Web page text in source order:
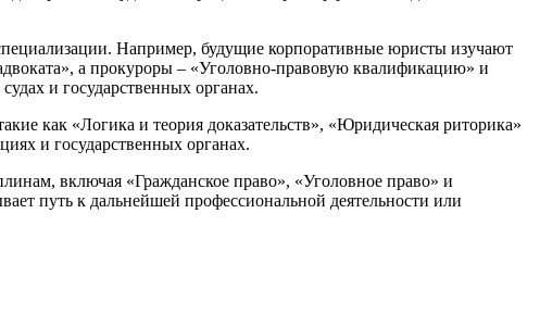
Например, будущие корпоративные юристы изучают
а прокуроры – «Уголовно-правовую квалификацию» и
и государственных органах.
как «Логика и теория доказательств», «Юридическая риторика»
и государственных органах.
включая «Гражданское право», «Уголовное право» и
путь к дальнейшей профессиональной деятельности или